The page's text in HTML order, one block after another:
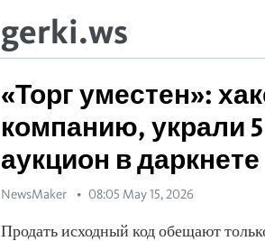
gerki.ws
«Торг уместен»:
компанию, украли
аукцион в даркнете
NewsMaker 08:05 May 15, 2026
Продать исходный код обещают